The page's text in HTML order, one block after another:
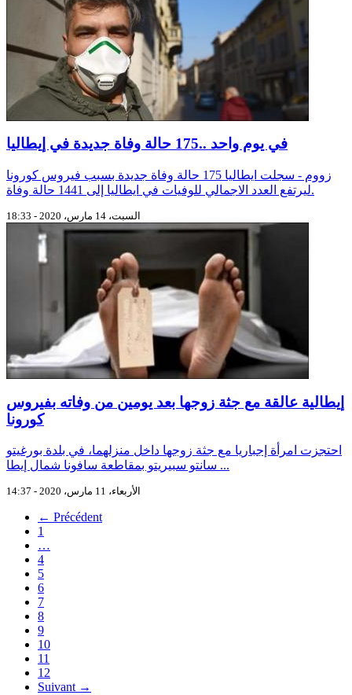
في يوم واحد ..175 حالة وفاة جديدة في إيطاليا
زووم - سجلت ايطاليا 175 حالة وفاة جديدة بسبب فيروس كورونا
ليرتفع العدد الاجمالي للوفيات في ايطاليا إلى 1441 حالة وفاة.
السبت، 14 مارس، 2020 - 18:33
إيطالية عالقة مع جثة زوجها بعد يومين من وفاته بفيروس
كورونا
احتجزت امرأة إجباريا مع جثة زوجها داخل منزلهما، في بلدة بورغيتو
سانتو سبيريتو بمقاطعة سافونا شمال إيطا ...
الأربعاء، 11 مارس، 2020 - 14:37
← Précédent
1
…
4
5
6
7
8
9
10
11
12
Suivant →